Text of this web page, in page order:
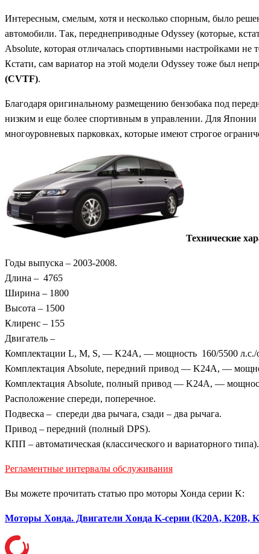
Интересным, смелым, хотя и несколько спорным, было
автомобили. Так, переднеприводные Odyssey (которые,
Absolute, которая отличалась спортивными настройками
Кстати, сам вариатор на этой модели Odyssey тоже был
(CVTF).
Благодаря оригинальному размещению бензобака под
низким и еще более спортивным в управлении. Для Японии
многоуровневых парковках, которые имеют строгое
Технические
Годы выпуска – 2003-2008.
Длина – 4765
Ширина – 1800
Высота – 1500
Клиренс – 155
Двигатель –
Комплектации L, M, S, — K24A, — мощность 160/5500
Комплектация Absolute, передний привод — K24A, —
Комплектация Absolute, полный привод — K24A, —
Расположение спереди, поперечное.
Подвеска – спереди два рычага, сзади – два рычага.
Привод – передний (полный DPS).
КПП – автоматическая (классического и вариаторного типа).
Регламентные интервалы обслуживания
Вы можете прочитать статью про моторы Хонда серии K:
Моторы Хонда. Двигатели Хонда K-серии (K20A, K20B,